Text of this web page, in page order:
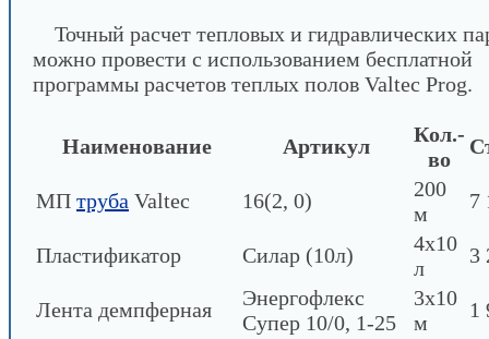
Точный расчет тепловых и гидравлических
можно провести с использованием бесплатной
программы расчетов теплых полов Valtec Prog.
Наименование Артикул
Кол.-
во
МП труба Valtec 16(2, 0)
200
м
7
Пластификатор Силар (10л)
4х10
л
3
Лента демпферная
Энергофлекс
Супер 10/0, 1-25
3х10
м
1